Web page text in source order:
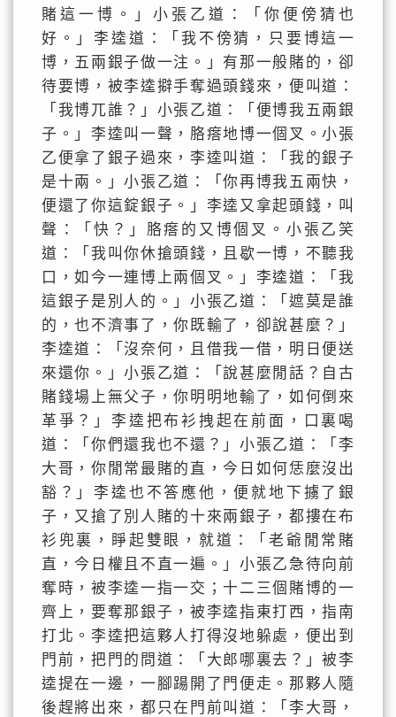
賭這一博。」小張乙道：「你便傍猜也
好。」李逵道：「我不傍猜，只要博這一
博，五兩銀子做一注。」有那一般賭的，卻
待要博，被李逵擗手奪過頭錢來，便叫道：
「我博兀誰？」小張乙道：「便博我五兩銀
子。」李逵叫一聲，胳瘩地博一個叉。小張
乙便拿了銀子過來，李逵叫道：「我的銀子
是十兩。」小張乙道：「你再博我五兩快，
便還了你這錠銀子。」李逵又拿起頭錢，叫
聲：「快？」胳瘩的又博個叉。小張乙笑
道：「我叫你休搶頭錢，且歇一博，不聽我
口，如今一連博上兩個叉。」李逵道：「我
這銀子是別人的。」小張乙道：「遮莫是誰
的，也不濟事了，你既輸了，卻說甚麼？」
李逵道：「沒奈何，且借我一借，明日便送
來還你。」小張乙道：「說甚麼閒話？自古
賭錢場上無父子，你明明地輸了，如何倒來
革爭？」李逵把布衫拽起在前面，口裏喝
道：「你們還我也不還？」小張乙道：「李
大哥，你閒常最賭的直，今日如何恁麼沒出
豁？」李逵也不答應他，便就地下擄了銀
子，又搶了別人賭的十來兩銀子，都摟在布
衫兜裏，睜起雙眼，就道：「老爺閒常賭
直，今日權且不直一遍。」小張乙急待向前
奪時，被李逵一指一交；十二三個賭博的一
齊上，要奪那銀子，被李逵指東打西，指南
打北。李逵把這夥人打得沒地躲處，便出到
門前，把門的問道：「大郎哪裏去？」被李
逵提在一邊，一腳踼開了門便走。那夥人隨
後趕將出來，都只在門前叫道：「李大哥，